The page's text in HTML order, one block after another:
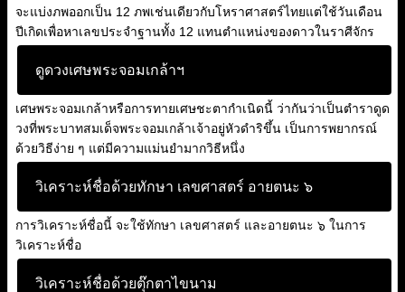
จะแบ่งภพออกเป็น 12 ภพเช่นเดียวกับโหราศาสตร์ไทยแต่ใช้วันเดือน
ปีเกิดเพื่อหาเลขประจำฐานทั้ง 12 แทนตำแหน่งของดาวในราศีจักร
ดูดวงเศษพระจอมเกล้าฯ
เศษพระจอมเกล้าหรือการทายเศษชะตากำเนิดนี้ ว่ากันว่าเป็นตำราดูด
วงที่พระบาทสมเด็จพระจอมเกล้าเจ้าอยู่หัวดำริขึ้น เป็นการพยากรณ์
ด้วยวิธีง่าย ๆ แต่มีความแม่นยำมากวิธีหนึ่ง
วิเคราะห์ชื่อด้วยทักษา เลขศาสตร์ อายตนะ ๖
การวิเคราะห์ชื่อนี้ จะใช้ทักษา เลขศาสตร์ และอายตนะ ๖ ในการ
วิเคราะห์ชื่อ
วิเคราะห์ชื่อด้วยตุ๊กตาไขนาม